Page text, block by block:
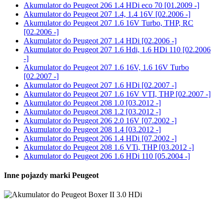
Akumulator do Peugeot 206 1.4 HDi eco 70 [01.2009 -]
Akumulator do Peugeot 207 1.4, 1.4 16V [02.2006 -]
Akumulator do Peugeot 207 1.6 16V Turbo, THP, RC
[02.2006 -]
Akumulator do Peugeot 207 1.4 HDi [02.2006 -]
Akumulator do Peugeot 207 1.6 Hdi, 1.6 HDi 110 [02.2006
-]
Akumulator do Peugeot 207 1.6 16V, 1.6 16V Turbo
[02.2007 -]
Akumulator do Peugeot 207 1.6 HDi [02.2007 -]
Akumulator do Peugeot 207 1.6 16V VTI, THP [02.2007 -]
Akumulator do Peugeot 208 1.0 [03.2012 -]
Akumulator do Peugeot 208 1.2 [03.2012 -]
Akumulator do Peugeot 206 2.0 16V [07.2002 -]
Akumulator do Peugeot 208 1.4 [03.2012 -]
Akumulator do Peugeot 206 1.4 HDi [07.2002 -]
Akumulator do Peugeot 208 1.6 VTi, THP [03.2012 -]
Akumulator do Peugeot 206 1.6 HDi 110 [05.2004 -]
Inne pojazdy marki Peugeot